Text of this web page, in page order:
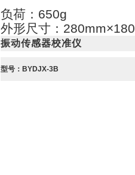
负荷：650g
外形尺寸：
振动传感器校准仪
型号：BYDJX-3B